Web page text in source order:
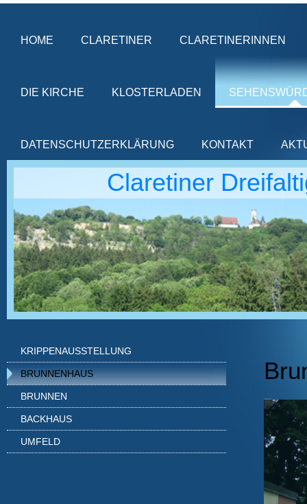
HOME CLARETINER CLARETINERINNEN
DIE KIRCHE KLOSTERLADEN
DATENSCHUTZERKLÄRUNG KONTAKT
Claretiner
KRIPPENAUSSTELLUNG
BRUNNENHAUS
BRUNNEN
BACKHAUS
UMFELD